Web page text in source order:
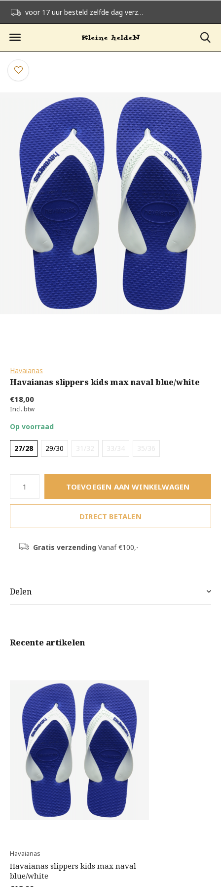
voor 17 uur besteld zelfde dag verzonden
Havaianas
Havaianas slippers kids max naval blue/white
€18,00
Incl. btw
Op voorraad
27/28 29/30 31/32 33/34 35/36
TOEVOEGEN AAN WINKELWAGEN
DIRECT BETALEN
Gratis verzendingVanaf €100,-
Delen
Recente artikelen
Havaianas
Havaianas slippers kids max naval
blue/white